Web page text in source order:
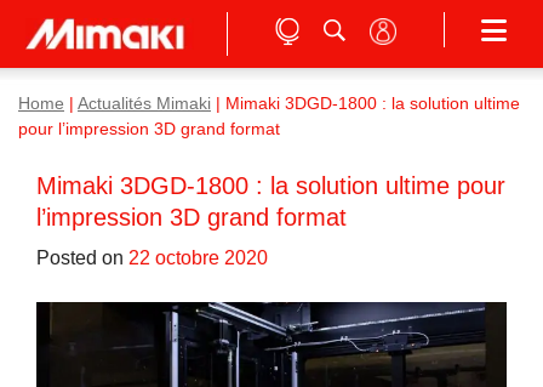
Home Actualités Mimaki
Mimaki 3DGD-1800 : la solution ultime
pour l’impression 3D grand format
Mimaki 3DGD-1800 : la solution ultime pour
l’impression 3D grand format
Posted on 22 octobre 2020